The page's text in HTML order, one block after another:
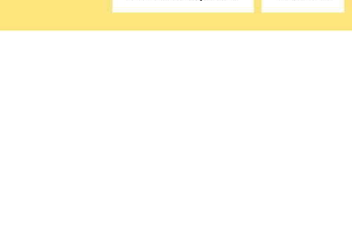
Wir helfen gerne weiter.